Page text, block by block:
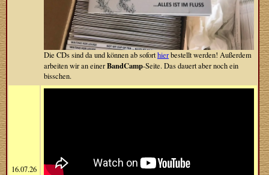
Die CDs sind da und können ab soforthierbestellt werden! Außerdem
arbeiten wir an einerBandCamp-Seite. Das dauert aber noch ein
bisschen.
16.07.26